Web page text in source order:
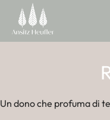
Un dono che profuma di